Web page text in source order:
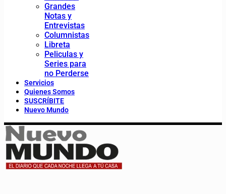
Grandes
Notas y
Entrevistas
Columnistas
Libreta
Peliculas y
Series para
no Perderse
Servicios
Quienes Somos
SUSCRÍBITE
Nuevo Mundo